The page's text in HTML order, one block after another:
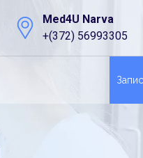
Med4U Narva
+(372) 56993305